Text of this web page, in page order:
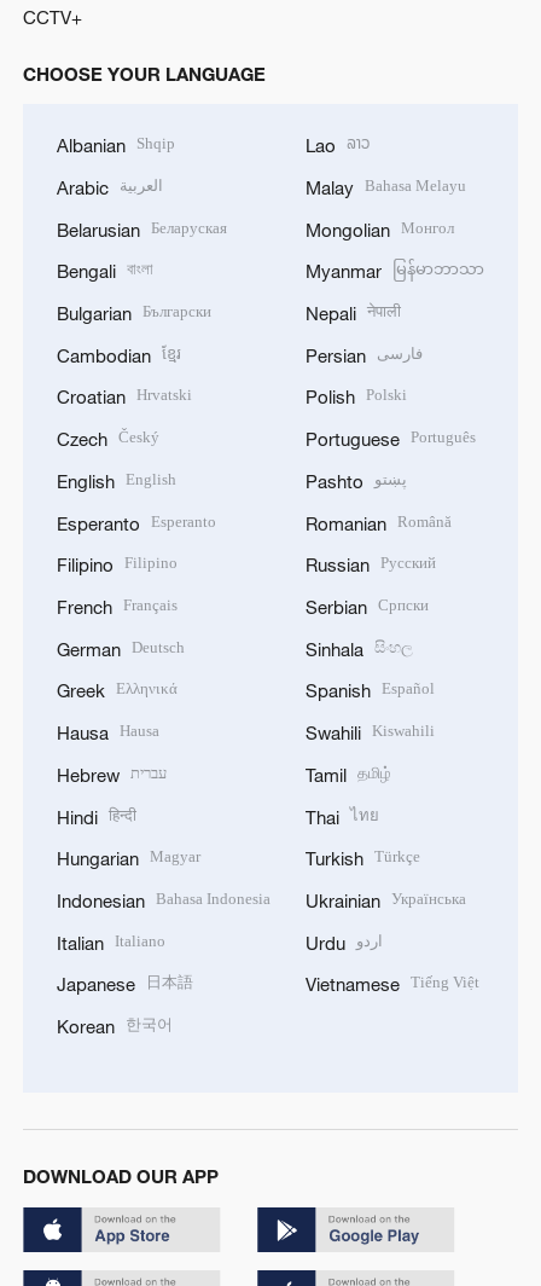
CCTV+
CHOOSE YOUR LANGUAGE
Albanian Shqip
Arabic العربية
Belarusian Беларуская
Bengali বাংলা
Bulgarian Български
Cambodian ខ្មែរ
Croatian Hrvatski
Czech Český
English English
Esperanto Esperanto
Filipino Filipino
French Français
German Deutsch
Greek Ελληνικά
Hausa Hausa
Hebrew עברית
Hindi हिन्दी
Hungarian Magyar
Indonesian Bahasa Indonesia
Italian Italiano
Japanese 日本語
Korean 한국어
Lao ລາວ
Malay Bahasa Melayu
Mongolian Монгол
Myanmar မြန်မာဘာသာ
Nepali नेपाली
Persian فارسی
Polish Polski
Portuguese Português
Pashto پښتو
Romanian Română
Russian Русский
Serbian Српски
Sinhala සිංහල
Spanish Español
Swahili Kiswahili
Tamil தமிழ்
Thai ไทย
Turkish Türkçe
Ukrainian Українська
Urdu اردو
Vietnamese Tiếng Việt
DOWNLOAD OUR APP